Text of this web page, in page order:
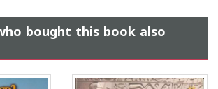
bought this book also